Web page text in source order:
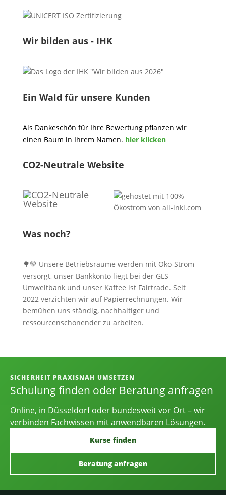
Wir bilden aus - IHK
Ein Wald für unsere Kunden
Als Dankeschön für Ihre Bewertung pflanzen wir
einen Baum in Ihrem Namen. hier klicken
CO2-Neutrale Website
Was noch?
🌳💚 Unsere Betriebsräume werden mit Öko-Strom
versorgt, unser Bankkonto liegt bei der GLS
Umweltbank und unser Kaffee ist Fairtrade. Seit
2022 verzichten wir auf Papierrechnungen. Wir
bemühen uns ständig, nachhaltiger und
ressourcenschonender zu arbeiten.
Informationen, Kontakt und
SICHERHEIT PRAXISNAH UMSETZEN
Schulung finden oder Beratung anfragen
Online, in Düsseldorf oder bundesweit vor Ort – wir
verbinden Fachwissen mit anwendbaren Lösungen.
Kurse finden
Beratung anfragen